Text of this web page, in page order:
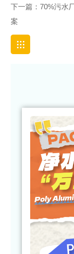
下一篇：70%污水
案